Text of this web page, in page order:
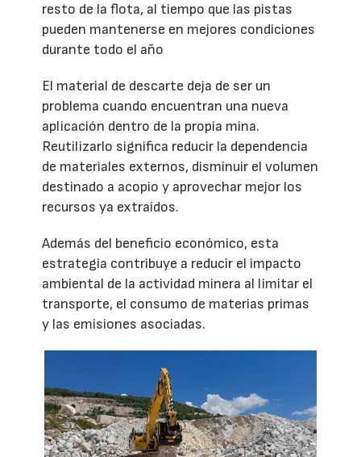
resto de la flota, al tiempo que las pistas
pueden mantenerse en mejores condiciones
durante todo el año
El material de descarte deja de ser un
problema cuando encuentran una nueva
aplicación dentro de la propia mina.
Reutilizarlo significa reducir la dependencia
de materiales externos, disminuir el volumen
destinado a acopio y aprovechar mejor los
recursos ya extraídos.
Además del beneficio económico, esta
estrategia contribuye a reducir el impacto
ambiental de la actividad minera al limitar el
transporte, el consumo de materias primas
y las emisiones asociadas.